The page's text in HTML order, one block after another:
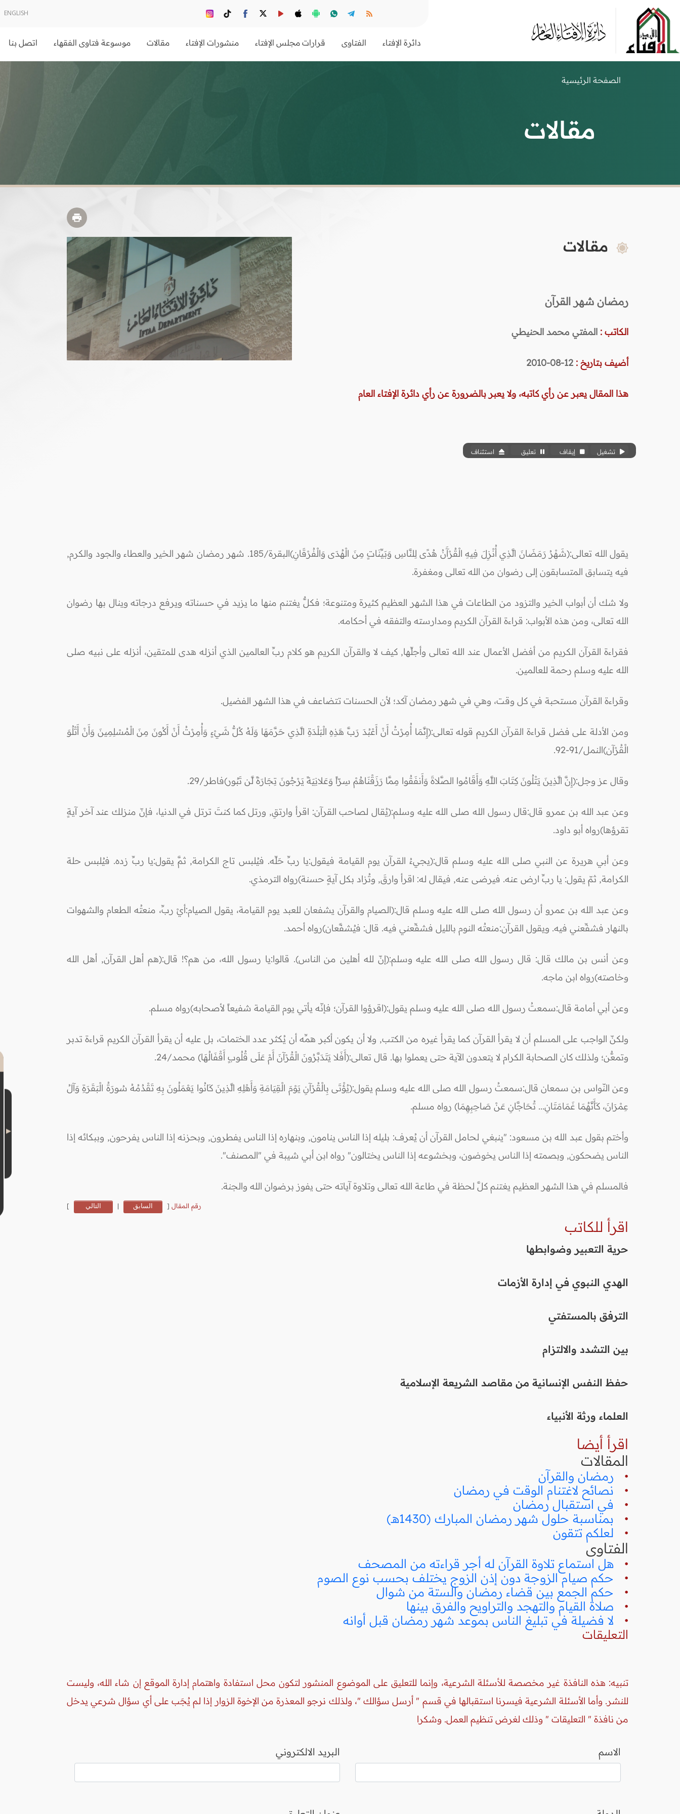
ENGLISH
دائرة الإفتاء الفتاوى قرارات مجلس الإفتاء منشورات الإفتاء مقالات موسوعة فتاوى الفقهاء اتصل بنا
الصفحة الرئيسية
مقالات
مقالات
رمضان شهر القرآن
الكاتب : المفتي محمد الحنيطي
أضيف بتاريخ : 12-08-2010
هذا المقال يعبر عن رأي كاتبه، ولا يعبر بالضرورة عن رأي دائرة الإفتاء العام
تشغيل إيقاف تعليق استئناف
يقول الله تعالى:(شَهْرُ رَمَضَانَ الَّذِي أُنْزِلَ فِيهِ الْقُرْآَنُ هُدًى لِلنَّاسِ وَبَيِّنَاتٍ مِنَ الْهُدَى وَالْفُرْقَانِ)البقرة/185. شهر رمضان شهر الخير والعطاء والجود والكرم,
فيه يتسابق المتسابقون إلى رضوان من الله تعالى ومغفرة.
ولا شك أن أبواب الخير والتزود من الطاعات في هذا الشهر العظيم كثيرة ومتنوعة؛ فكلٌّ يغتنم منها ما يزيد في حسناته ويرفع درجاته وينال بها رضوان
الله تعالى، ومن هذه الأبواب: قراءة القرآن الكريم ومدارسته والتفقه في أحكامه.
فقراءة القرآن الكريم من أفضل الأعمال عند الله تعالى وأجلِّها, كيف لا والقرآن الكريم هو كلام ربِّ العالمين الذي أنزله هدى للمتقين، أنزله على نبيه صلى
الله عليه وسلم رحمة للعالمين.
وقراءة القرآن مستحبة في كل وقت، وهي في شهر رمضان آكد؛ لأن الحسنات تتضاعف في هذا الشهر الفضيل.
ومن الأدلة على فضل قراءة القرآن الكريم قوله تعالى:(إِنَّمَا أُمِرْتُ أَنْ أَعْبُدَ رَبَّ هَذِهِ الْبَلْدَةِ الَّذِي حَرَّمَهَا وَلَهُ كُلُّ شَيْءٍ وَأُمِرْتُ أَنْ أَكُونَ مِنَ الْمُسْلِمِينَ وَأَنْ أَتْلُوَ
الْقُرْآن)النمل/91-92.
وقال عز وجل:(إِنَّ الَّذِينَ يَتْلُونَ كِتَابَ اللَّهِ وَأَقَامُوا الصَّلاةَ وَأَنفَقُوا مِمَّا رَزَقْنَاهُمْ سِرّاً وَعَلانِيَةً يَرْجُونَ تِجَارَةً لَّن تَبُور)فاطر/29.
وعن عبد الله بن عمرو قال:قال رسول الله صلى الله عليه وسلم:(يُقال لصاحب القرآن: اقرأ وارتقِ, ورتل كما كنتَ ترتل في الدنيا، فإنّ منزلك عند آخر آيةٍ
تقرؤها)رواه أبو داود.
وعن أبي هريرة عن النبي صلى الله عليه وسلم قال:(يجيءُ القرآن يوم القيامة فيقول:يا ربِّ حَلِّه. فيُلبس تاج الكرامة, ثمَّ يقول:يا ربِّ زده. فيُلبس حلة
الكرامة, ثمّ يقول: يا ربِّ ارض عنه. فيرضى عنه, فيقال له: اقرأ وارقَ, وتُزاد بكل آيةٍ حسنة)رواه الترمذي.
وعن عبد الله بن عمرو أن رسول الله صلى الله عليه وسلم قال:(الصيام والقرآن يشفعان للعبد يوم القيامة، يقول الصيام:أيْ ربِّ، منعتُه الطعام والشهوات
بالنهار فشفِّعني فيه. ويقول القرآن:منعتُه النوم بالليل فشفِّعني فيه. قال: فيُشفَّعان)رواه أحمد.
وعن أنس بن مالك قال: قال رسول الله صلى الله عليه وسلم:(إنّ لله أهلين من الناس). قالوا:يا رسول الله، من هم؟! قال:(هم أهل القرآن, أهل الله
وخاصته)رواه ابن ماجه.
وعن أبي أمامة قال:سمعتُ رسول الله صلى الله عليه وسلم يقول:(اقرؤوا القرآن؛ فإنّه يأتي يوم القيامة شفيعاً لأصحابه)رواه مسلم.
ولكنّ الواجب على المسلم أن لا يقرأ القرآن كما يقرأ غيره من الكتب, ولا أن يكون أكبر همِّه أن يُكثر عدد الختمات، بل عليه أن يقرأ القرآن الكريم قراءة تدبر
وتمعُّن؛ ولذلك كان الصحابة الكرام لا يتعدون الآية حتى يعملوا بها. قال تعالى:(أَفَلا يَتَدَبَّرُونَ الْقُرْآنَ أَمْ عَلَى قُلُوبٍ أَقْفَالُهَا) محمد/24.
وعن النّواس بن سمعان قال:سمعتُ رسول الله صلى الله عليه وسلم يقول:(يُؤْتَى بِالْقُرْآنِ يَوْمَ الْقِيَامَةِ وَأَهْلِهِ الَّذِينَ كَانُوا يَعْمَلُونَ بِهِ تَقْدُمُهُ سُورَةُ الْبَقَرَةِ وَآلُ
عِمْرَانَ، كَأَنَّهُمَا غَمَامَتَانِ... تُحَاجَّانِ عَنْ صَاحِبِهِمَا) رواه مسلم.
وأختم بقول عبد الله بن مسعود: "ينبغي لحامل القرآن أن يُعرف: بليله إذا الناس ينامون, وبنهاره إذا الناس يفطرون, وبحزنه إذا الناس يفرحون, وببكائه إذا
الناس يضحكون, وبصمته إذا الناس يخوضون، وبخشوعه إذا الناس يختالون" رواه ابن أبي شيبة في "المصنف".
فالمسلم في هذا الشهر العظيم يغتنم كلَّ لحظة في طاعة الله تعالى وتلاوة آياته حتى يفوز برضوان الله والجنة.
رقم المقال [ السابق | التالي ]
اقرأ للكاتب
حرية التعبير وضوابطها
الهدي النبوي في إدارة الأزمات
الترفق بالمستفتي
بين التشدد والالتزام
حفظ النفس الإنسانية من مقاصد الشريعة الإسلامية
العلماء ورثة الأنبياء
اقرأ أيضا
المقالات
• رمضان والقرآن
• نصائح لاغتنام الوقت في رمضان
• في استقبال رمضان
• بمناسبة حلول شهر رمضان المبارك (1430هـ)
• لعلكم تتقون
الفتاوى
• هل استماع تلاوة القرآن له أجر قراءته من المصحف
• حكم صيام الزوجة دون إذن الزوج يختلف بحسب نوع الصوم
• حكم الجمع بين قضاء رمضان والستة من شوال
• صلاة القيام والتهجد والتراويح والفرق بينها
• لا فضيلة في تبليغ الناس بموعد شهر رمضان قبل أوانه
التعليقات
تنبيه: هذه النافذة غير مخصصة للأسئلة الشرعية، وإنما للتعليق على الموضوع المنشور لتكون محل استفادة واهتمام إدارة الموقع إن شاء الله، وليست
للنشر. وأما الأسئلة الشرعية فيسرنا استقبالها في قسم " أرسل سؤالك "، ولذلك نرجو المعذرة من الإخوة الزوار إذا لم يُجَب على أي سؤال شرعي يدخل
من نافذة " التعليقات " وذلك لغرض تنظيم العمل. وشكرا
الاسم البريد الالكتروني